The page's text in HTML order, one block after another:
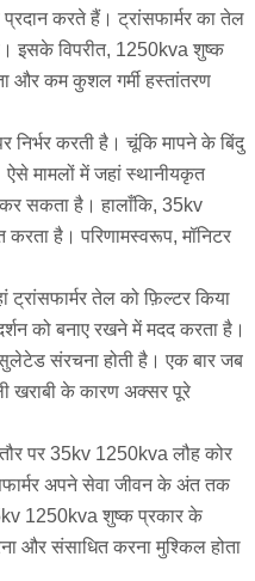
करते हैं। ट्रांसफार्मर का तेल
इसके विपरीत, 1250kva शुष्क
और कम कुशल गर्मी हस्तांतरण
निर्भर करती है। चूंकि मापने के बिंदु
ऐसे मामलों में जहां स्थानीयकृत
कर सकता है। हालाँकि, 35kv
है। परिणामस्वरूप, मॉनिटर
तेल को फ़िल्टर किया
को बनाए रखने में मदद करता है।
संरचना होती है। एक बार जब
खराबी के कारण अक्सर पूरे
पर 35kv 1250kva लौह कोर
अपने सेवा जीवन के अंत तक
1250kva शुष्क प्रकार के
और संसाधित करना मुश्किल होता